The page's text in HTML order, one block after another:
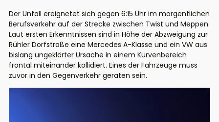
Der Unfall ereignetet sich gegen 6:15 Uhr im morgentlichen
Berufsverkehr auf der Strecke zwischen Twist und Meppen.
Laut ersten Erkenntnissen sind in Höhe der Abzweigung zur
Rühler Dorfstraße eine Mercedes A-Klasse und ein VW aus
bislang ungeklärter Ursache in einem Kurvenbereich
frontal miteinander kollidiert. Eines der Fahrzeuge muss
zuvor in den Gegenverkehr geraten sein.